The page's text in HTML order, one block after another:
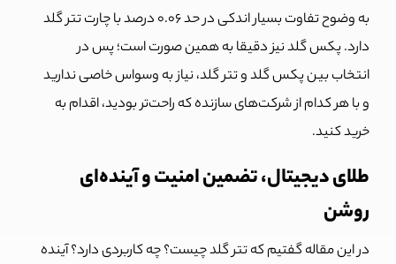
به وضوح تفاوت بسیار اندکی در حد 0.06 درصد با چارت تتر گلد
دارد. پکس گلد نیز دقیقا به همین صورت است؛ پس در
انتخاب بین پکس گلد و تتر گلد، نیاز به وسواس خاصی ندارید
و با هر کدام از شرکت‌های سازنده که راحت‌تر بودید، اقدام به
خرید کنید.
طلای دیجیتال، تضمین امنیت و آینده‌ای
روشن
در این مقاله گفتیم که تتر گلد چیست؟ چه کاربردی دارد؟ آینده